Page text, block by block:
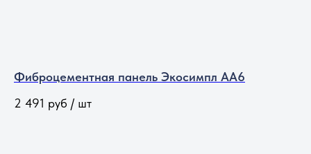
Фиброцементная панель Экосимпл АА6
2 491 руб / шт